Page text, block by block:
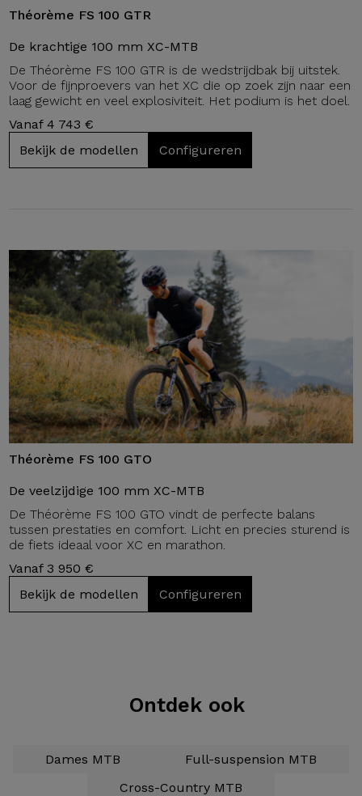
Théorème FS 100 GTR
De krachtige 100 mm XC-MTB
De Théorème FS 100 GTR is de wedstrijdbak bij uitstek.
Voor de fijnproevers van het XC die op zoek zijn naar een
laag gewicht en veel explosiviteit. Het podium is het doel.
Vanaf 4 743 €
Bekijk de modellen
Configureren
Théorème FS 100 GTO
De veelzijdige 100 mm XC-MTB
De Théorème FS 100 GTO vindt de perfecte balans
tussen prestaties en comfort. Licht en precies sturend is
de fiets ideaal voor XC en marathon.
Vanaf 3 950 €
Bekijk de modellen
Configureren
Ontdek ook
Dames MTB
Full-suspension MTB
Cross-Country MTB